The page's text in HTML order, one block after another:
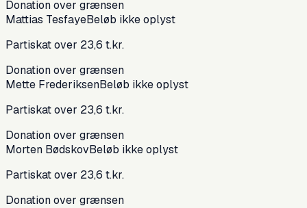
Donation over grænsen
Mattias TesfayeBeløb ikke oplyst
Partiskat over 23,6 t.kr.
Donation over grænsen
Mette FrederiksenBeløb ikke oplyst
Partiskat over 23,6 t.kr.
Donation over grænsen
Morten BødskovBeløb ikke oplyst
Partiskat over 23,6 t.kr.
Donation over grænsen